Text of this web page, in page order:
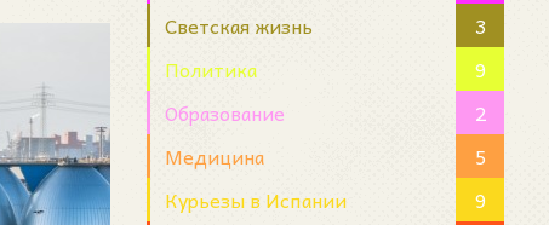
Светская жизнь
3
Политика
9
Образование
2
Медицина
5
Курьезы в Испании
9